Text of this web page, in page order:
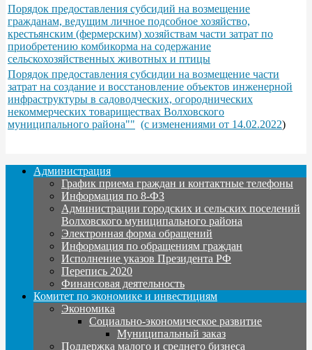
Порядок предоставления субсидий на возмещение
гражданам, ведущим личное подсобное хозяйство,
крестьянским (фермерским) хозяйствам части затрат по
приобретению комбикорма на содержание
сельскохозяйственных животных и птицы
Порядок предоставления субсидии на возмещение части
затрат на создание и восстановление объектов инженерной
инфраструктуры в садоводческих, огороднических
некоммерческих товариществах Волховского
муниципального района"" (с изменениями от 14.02.2022)
Администрация
График приема граждан и контактные телефоны
Информация по 8-ФЗ
Администрации городских и сельских поселений
Волховского муниципального района
Электронная форма обращений
Информация по обращениям граждан
Исполнение указов Президента РФ
Перепись 2020
Финансовая деятельность
Комитет по экономике и инвестициям
Экономика
Социально-экономическое развитие
Муниципальный заказ
Поддержка малого и среднего бизнеса